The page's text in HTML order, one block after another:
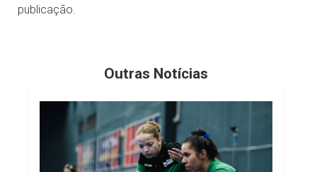
publicação.
Outras Notícias